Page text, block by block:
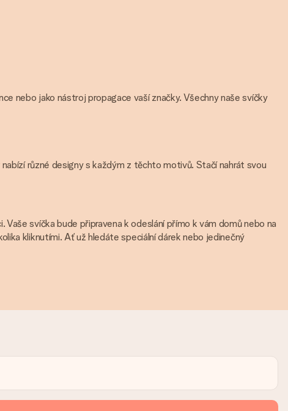
nebo jako nástroj propagace vaší značky. Všechny naše svíčky
různé designy s každým z těchto motivů. Stačí nahrát svou
svíčka bude připravena k odeslání přímo k vám domů nebo na
kliknutími. Ať už hledáte speciální dárek nebo jedinečný